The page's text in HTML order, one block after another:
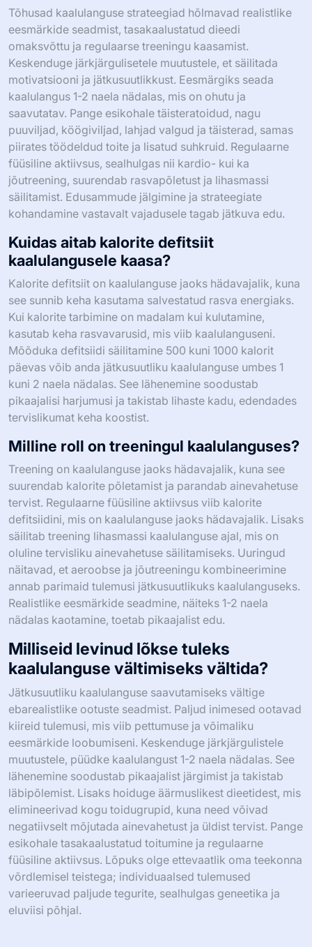
Tõhusad kaalulanguse strateegiad hõlmavad realistlike
eesmärkide seadmist, tasakaalustatud dieedi
omaksvõttu ja regulaarse treeningu kaasamist.
Keskenduge järkjärgulisetele muutustele, et säilitada
motivatsiooni ja jätkusuutlikkust. Eesmärgiks seada
kaalulangus 1-2 naela nädalas, mis on ohutu ja
saavutatav. Pange esikohale täisteratoidud, nagu
puuviljad, köögiviljad, lahjad valgud ja täisterad, samas
piirates töödeldud toite ja lisatud suhkruid. Regulaarne
füüsiline aktiivsus, sealhulgas nii kardio- kui ka
jõutreening, suurendab rasvapõletust ja lihasmassi
säilitamist. Edusammude jälgimine ja strateegiate
kohandamine vastavalt vajadusele tagab jätkuva edu.
Kuidas aitab kalorite defitsiit
kaalulangusele kaasa?
Kalorite defitsiit on kaalulanguse jaoks hädavajalik, kuna
see sunnib keha kasutama salvestatud rasva energiaks.
Kui kalorite tarbimine on madalam kui kulutamine,
kasutab keha rasvavarusid, mis viib kaalulanguseni.
Mõõduka defitsiidi säilitamine 500 kuni 1000 kalorit
päevas võib anda jätkusuutliku kaalulanguse umbes 1
kuni 2 naela nädalas. See lähenemine soodustab
pikaajalisi harjumusi ja takistab lihaste kadu, edendades
tervislikumat keha koostist.
Milline roll on treeningul kaalulanguses?
Treening on kaalulanguse jaoks hädavajalik, kuna see
suurendab kalorite põletamist ja parandab ainevahetuse
tervist. Regulaarne füüsiline aktiivsus viib kalorite
defitsiidini, mis on kaalulanguse jaoks hädavajalik. Lisaks
säilitab treening lihasmassi kaalulanguse ajal, mis on
oluline tervisliku ainevahetuse säilitamiseks. Uuringud
näitavad, et aeroobse ja jõutreeningu kombineerimine
annab parimaid tulemusi jätkusuutlikuks kaalulanguseks.
Realistlike eesmärkide seadmine, näiteks 1-2 naela
nädalas kaotamine, toetab pikaajalist edu.
Milliseid levinud lõkse tuleks
kaalulanguse vältimiseks vältida?
Jätkusuutliku kaalulanguse saavutamiseks vältige
ebarealistlike ootuste seadmist. Paljud inimesed ootavad
kiireid tulemusi, mis viib pettumuse ja võimaliku
eesmärkide loobumiseni. Keskenduge järkjärgulistele
muutustele, püüdke kaalulangust 1-2 naela nädalas. See
lähenemine soodustab pikaajalist järgimist ja takistab
läbipõlemist. Lisaks hoiduge äärmuslikest dieetidest, mis
elimineerivad kogu toidugrupid, kuna need võivad
negatiivselt mõjutada ainevahetust ja üldist tervist. Pange
esikohale tasakaalustatud toitumine ja regulaarne
füüsiline aktiivsus. Lõpuks olge ettevaatlik oma teekonna
võrdlemisel teistega; individuaalsed tulemused
varieeruvad paljude tegurite, sealhulgas geneetika ja
eluviisi põhjal.